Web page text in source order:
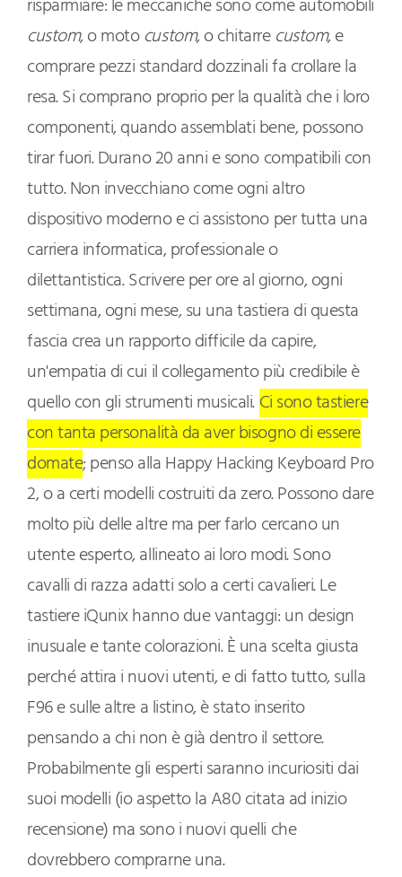
risparmiare: le meccaniche sono come automobili
custom, o motocustom, o chitarrecustom, e
comprare pezzi standard dozzinali fa crollare la
resa. Si comprano proprio per la qualità che i loro
componenti, quando assemblati bene, possono
tirar fuori. Durano 20 anni e sono compatibili con
tutto. Non invecchiano come ogni altro
dispositivo moderno e ci assistono per tutta una
carriera informatica, professionale o
dilettantistica. Scrivere per ore al giorno, ogni
settimana, ogni mese, su una tastiera di questa
fascia crea un rapporto difficile da capire,
un'empatia di cui il collegamento più credibile è
quello con gli strumenti musicali.Ci sono tastiere
con tanta personalità da aver bisogno di essere
domate; penso alla Happy Hacking Keyboard Pro
2, o a certi modelli costruiti da zero. Possono dare
molto più delle altre ma per farlo cercano un
utente esperto, allineato ai loro modi. Sono
cavalli di razza adatti solo a certi cavalieri. Le
tastiere iQunix hanno due vantaggi: un design
inusuale e tante colorazioni. È una scelta giusta
perché attira i nuovi utenti, e di fatto tutto, sulla
F96 e sulle altre a listino, è stato inserito
pensando a chi non è già dentro il settore.
Probabilmente gli esperti saranno incuriositi dai
suoi modelli (io aspetto la A80 citata ad inizio
recensione) ma sono i nuovi quelli che
dovrebbero comprarne una.